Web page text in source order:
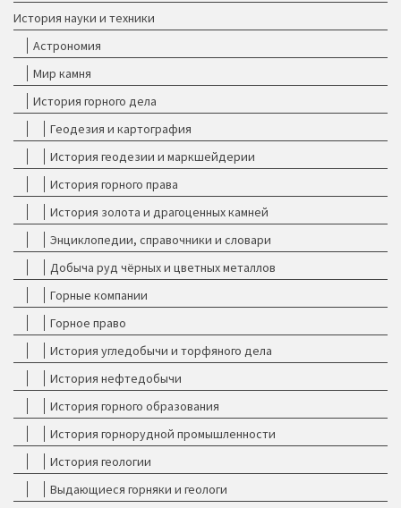
История науки и техники
Астрономия
Мир камня
История горного дела
Геодезия и картография
История геодезии и маркшейдерии
История горного права
История золота и драгоценных камней
Энциклопедии, справочники и словари
Добыча руд чёрных и цветных металлов
Горные компании
Горное право
История угледобычи и торфяного дела
История нефтедобычи
История горного образования
История горнорудной промышленности
История геологии
Выдающиеся горняки и геологи